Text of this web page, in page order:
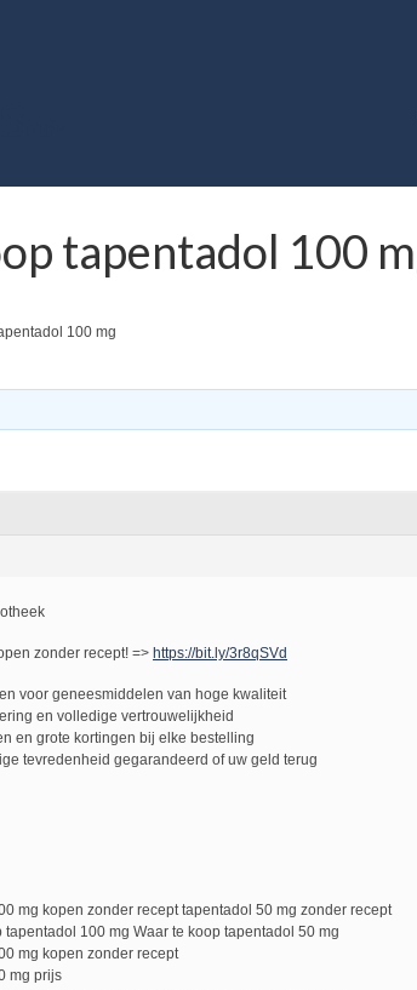
tapentadol 100
100 mg
zonder recept! => https://bit.ly/3r8qSVd
voor geneesmiddelen van hoge kwaliteit
en volledige vertrouwelijkheid
en grote kortingen bij elke bestelling
tevredenheid gegarandeerd of uw geld terug
mg kopen zonder recept tapentadol 50 mg zonder recept
tapentadol 100 mg Waar te koop tapentadol 50 mg
mg kopen zonder recept
mg prijs